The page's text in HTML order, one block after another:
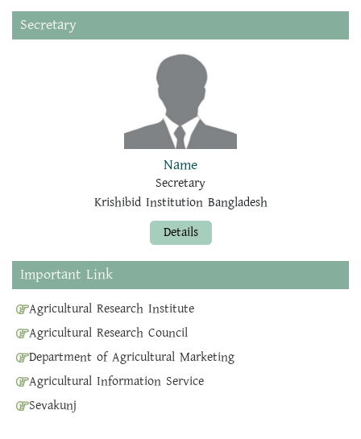
Secretary
Name
Secretary
Krishibid Institution Bangladesh
Details
Important Link
Agricultural Research Institute
Agricultural Research Council
Department of Agricultural Marketing
Agricultural Information Service
Sevakunj